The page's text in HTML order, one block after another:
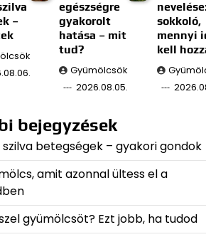
–
egészségre
gyakorolt
hatása – mit
tud?
Gyümölcsök
2026.08.05.
sokkoló,
mennyi
kell
bejegyzések
betegségek – gyakori gondok
amit azonnal ültess el a
gyümölcsöt? Ezt jobb, ha tudod